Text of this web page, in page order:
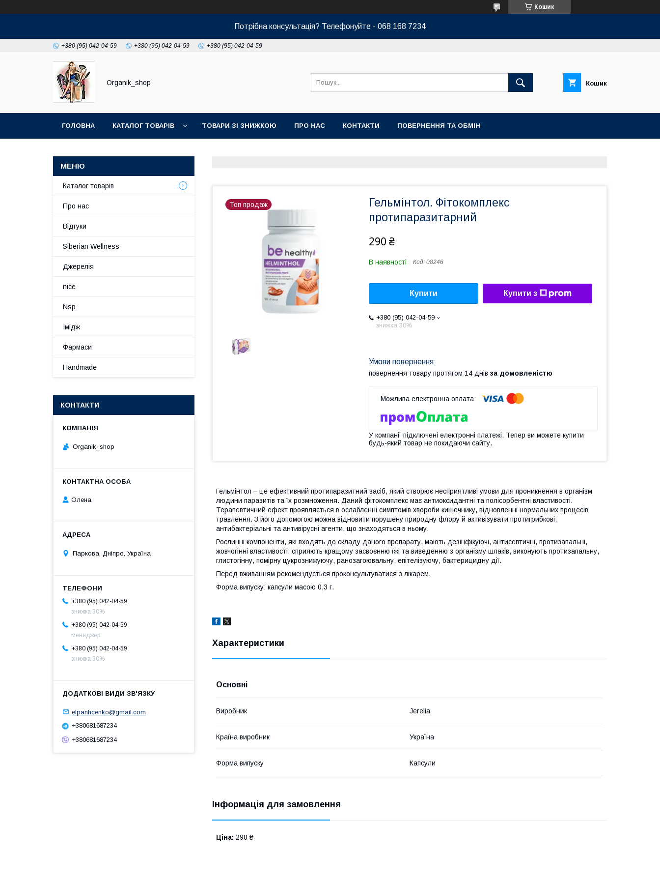
Кошик
Потрібна консультація? Телефонуйте - 068 168 7234
+380 (95) 042-04-59 +380 (95) 042-04-59 +380 (95) 042-04-59
Organik_shop Кошик
ГОЛОВНА КАТАЛОГ ТОВАРІВ ТОВАРИ ЗІ ЗНИЖКОЮ ПРО НАС КОНТАКТИ ПОВЕРНЕННЯ ТА ОБМІН
Топ продаж
Гельмінтол. Фітокомплекс
протипаразитарний
290 ₴
В наявності Код: 08246
Купити Купити з
+380 (95) 042-04-59
знижка 30%
повернення товару протягом 14 днів за домовленістю
У компанії підключені електронні платежі. Тепер ви можете купити
будь-який товар не покидаючи сайту.
Гельмінтол – це ефективний протипаразитний засіб, який створює несприятливі умови для проникнення в організм
людини паразитів та їх розмноження. Даний фітокомплекс має антиоксидантнi та полiсорбентнi властивостi.
Терапевтичний ефект проявляється в ослабленні симптомів хвороби кишечнику, відновленні нормальних процесів
травлення. З його допомогою можна відновити порушену природну флору й активізувати протигрибкові,
антибактеріальні та антивірусні агенти, що знаходяться в ньому.
Рослинні компоненти, які входять до складу даного препарату, мають дезінфікуючі, антисептичні, протизапальні,
жовчогінні властивості, сприяють кращому засвоєнню їжі та виведенню з організму шлаків, виконують протизапальну,
глистогінну, помірну цукрознижуючу, ранозагоювальну, епітелізуючу, бактерицидну дії.
Перед вживанням рекомендується проконсультуватися з лікарем.
Форма випуску: капсули масою 0,3 г.
Характеристики
Основні
Виробник Jerelia
Країна виробник Україна
Форма випуску Капсули
Інформація для замовлення
Ціна: 290 ₴
Каталог товарів
Про нас
Відгуки
Siberian Wellness
Джерелія
nice
Nsp
Імідж
Фармаси
Handmade
КОНТАКТИ
Organik_shop
Олена
Паркова, Дніпро, Україна
+380 (95) 042-04-59
знижка 30%
+380 (95) 042-04-59
менеджер
+380 (95) 042-04-59
знижка 30%
elpanhcenko@gmail.com
+380681687234
+380681687234